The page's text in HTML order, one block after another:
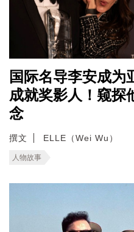
国际名导李安成为
成就奖影人！窥探
念
撰文 ELLE（Wei Wu）
人物故事